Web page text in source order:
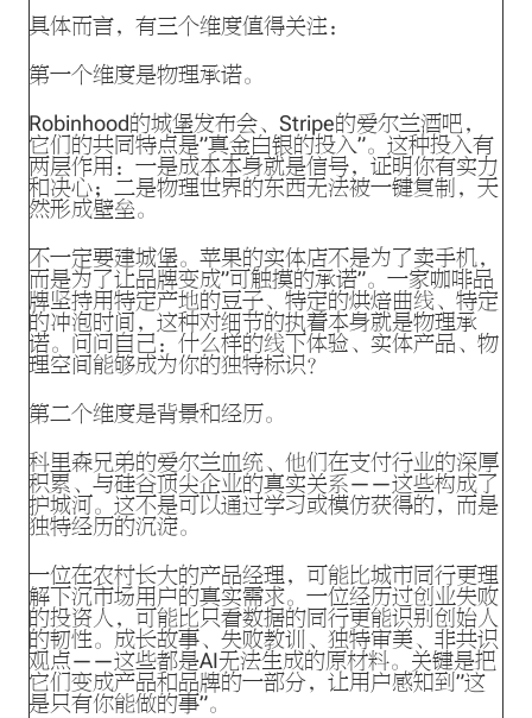
具体而言，有三个维度值得关注：
第一个维度是物理承诺。
Robinhood的城堡发布会、Stripe的爱尔兰酒吧，
它们的共同特点是”真金白银的投入”。这种投入有
两层作用：一是成本本身就是信号，证明你有实力
和决心；二是物理世界的东西无法被一键复制，天
然形成壁垒。
不一定要建城堡。苹果的实体店不是为了卖手机，
而是为了让品牌变成”可触摸的承诺”。一家咖啡品
牌坚持用特定产地的豆子、特定的烘焙曲线、特定
的冲泡时间，这种对细节的执着本身就是物理承
诺。问问自己：什么样的线下体验、实体产品、物
理空间能够成为你的独特标识？
第二个维度是背景和经历。
科里森兄弟的爱尔兰血统、他们在支付行业的深厚
积累、与硅谷顶尖企业的真实关系——这些构成了
护城河。这不是可以通过学习或模仿获得的，而是
独特经历的沉淀。
一位在农村长大的产品经理，可能比城市同行更理
解下沉市场用户的真实需求。一位经历过创业失败
的投资人，可能比只看数据的同行更能识别创始人
的韧性。成长故事、失败教训、独特审美、非共识
观点——这些都是AI无法生成的原材料。关键是把
它们变成产品和品牌的一部分，让用户感知到”这
是只有你能做的事”。